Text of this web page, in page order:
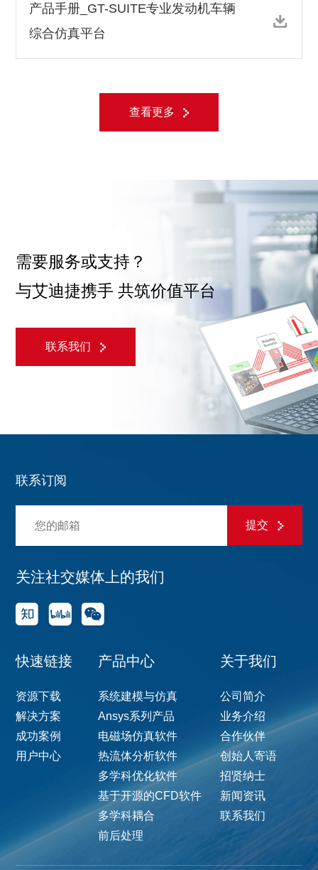
产品手册_GT-SUITE专业发动机车辆
综合仿真平台
查看更多
需要服务或支持？
与艾迪捷携手 共筑价值平台
联系我们
联系订阅
提交
关注社交媒体上的我们
快速链接
资源下载
解决方案
成功案例
用户中心
产品中心
系统建模与仿真
Ansys系列产品
电磁场仿真软件
热流体分析软件
多学科优化软件
基于开源的CFD软件
多学科耦合
前后处理
关于我们
公司简介
业务介绍
合作伙伴
创始人寄语
招贤纳士
新闻资讯
联系我们